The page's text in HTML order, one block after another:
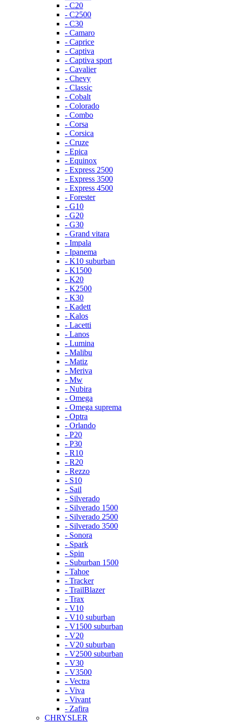
- C20
- C2500
- C30
- Camaro
- Caprice
- Captiva
- Captiva sport
- Cavalier
- Chevy
- Classic
- Cobalt
- Colorado
- Combo
- Corsa
- Corsica
- Cruze
- Epica
- Equinox
- Express 2500
- Express 3500
- Express 4500
- Forester
- G10
- G20
- G30
- Grand vitara
- Impala
- Ipanema
- K10 suburban
- K1500
- K20
- K2500
- K30
- Kadett
- Kalos
- Lacetti
- Lanos
- Lumina
- Malibu
- Matiz
- Meriva
- Mw
- Nubira
- Omega
- Omega suprema
- Optra
- Orlando
- P20
- P30
- R10
- R20
- Rezzo
- S10
- Sail
- Silverado
- Silverado 1500
- Silverado 2500
- Silverado 3500
- Sonora
- Spark
- Spin
- Suburban 1500
- Tahoe
- Tracker
- TrailBlazer
- Trax
- V10
- V10 suburban
- V1500 suburban
- V20
- V20 suburban
- V2500 suburban
- V30
- V3500
- Vectra
- Viva
- Vivant
- Zafira
CHRYSLER